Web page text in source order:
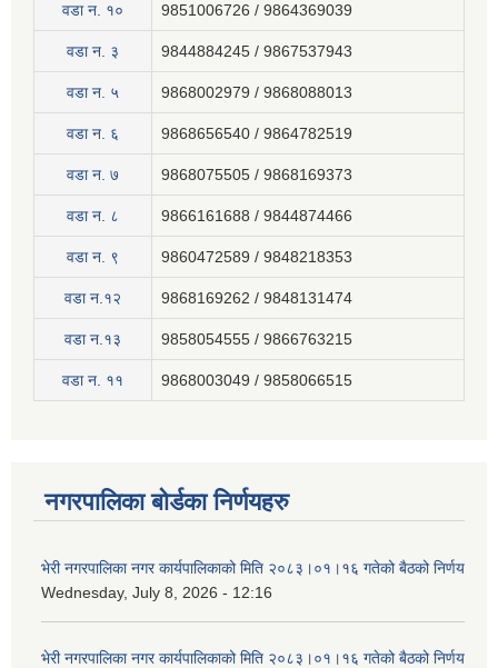
वडा न. १० 9851006726 / 9864369039
वडा न. ३ 9844884245 / 9867537943
वडा न. ५ 9868002979 / 9868088013
वडा न. ६ 9868656540 / 9864782519
वडा न. ७ 9868075505 / 9868169373
वडा न. ८ 9866161688 / 9844874466
वडा न. ९ 9860472589 / 9848218353
वडा न.१२ 9868169262 / 9848131474
वडा न.१३ 9858054555 / 9866763215
वडा न‍. ११ 9868003049 / 9858066515
नगरपालिका बोर्डका निर्णयहरु
भेरी नगरपालिका नगर कार्यपालिकाको मिति २०८३।०१।१६ गतेको बैठको निर्णय
Wednesday, July 8, 2026 - 12:16
भेरी नगरपालिका नगर कार्यपालिकाको मिति २०८३।०१।१६ गतेको बैठको निर्णय